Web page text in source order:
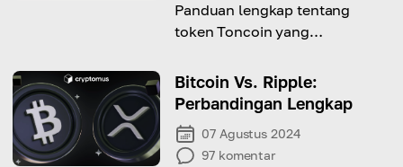
Panduan lengkap tentang
token Toncoin yang
asal-usulnya, dan keterkaitan
eratnya dengan Telegram.
Bitcoin Vs. Ripple:
Perbandingan Lengkap
07 Agustus 2024
97 komentar